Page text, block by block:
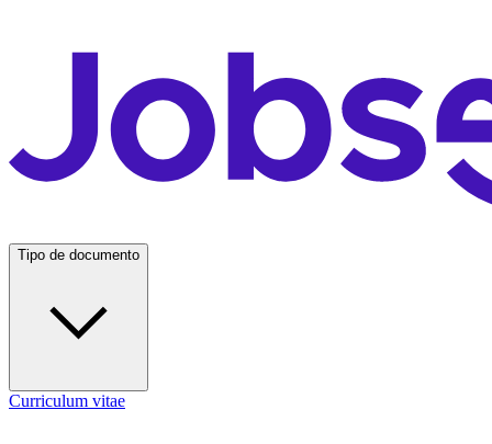
Tipo de documento
Curriculum vitae